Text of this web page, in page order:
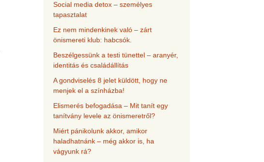
Social media detox – személyes
tapasztalat
Ez nem mindenkinek való – zárt
önismereti klub: habcsók.
Beszélgessünk a testi tünettel – aranyér,
identitás és családállítás
A gondviselés 8 jelet küldött, hogy ne
menjek el a színházba!
Elismerés befogadása – Mit tanít egy
tanítvány levele az önismeretről?
Miért pánikolunk akkor, amikor
haladhatnánk – még akkor is, ha
vágyunk rá?